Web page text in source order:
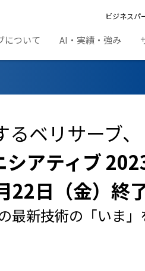
について AI・実績・強み
ビジネスパ
ベリサーブ、
シアティブ
日（金）終
最新技術の「いま